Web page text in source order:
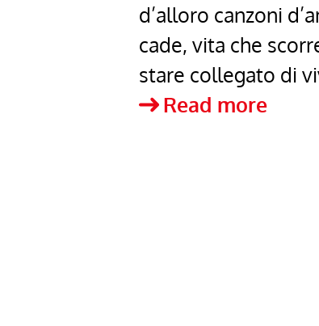
d’alloro canzoni
cade, vita che
stare collegato di
Read moremi